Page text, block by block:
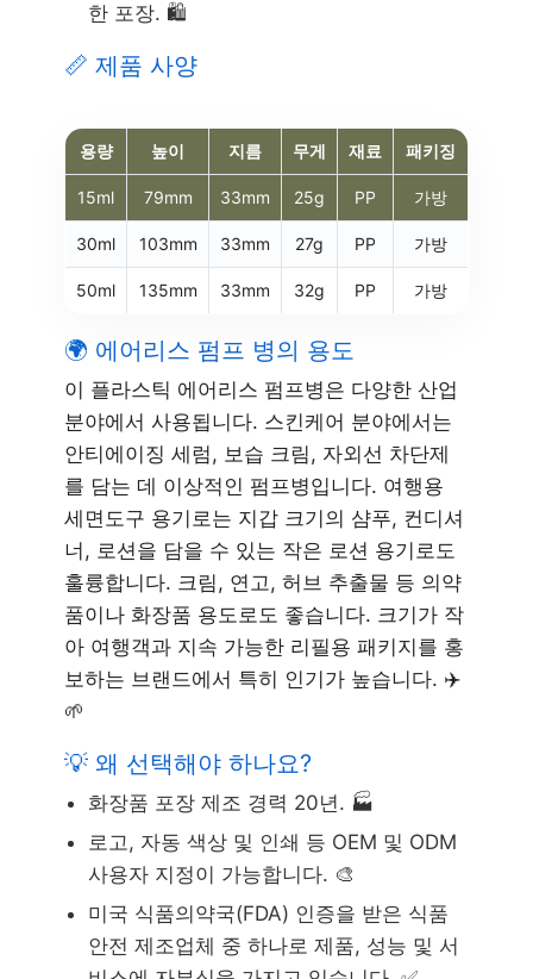
한 포장. 🛍️
📏 제품 사양
용량 높이 지름 무게 재료 패키징
15ml 79mm 33mm 25g PP 가방
30ml 103mm 33mm 27g PP 가방
50ml 135mm 33mm 32g PP 가방
🌍 에어리스 펌프 병의 용도
이 플라스틱 에어리스 펌프병은 다양한 산업
분야에서 사용됩니다. 스킨케어 분야에서는
안티에이징 세럼, 보습 크림, 자외선 차단제
를 담는 데 이상적인 펌프병입니다. 여행용
세면도구 용기로는 지갑 크기의 샴푸, 컨디셔
너, 로션을 담을 수 있는 작은 로션 용기로도
훌륭합니다. 크림, 연고, 허브 추출물 등 의약
품이나 화장품 용도로도 좋습니다. 크기가 작
아 여행객과 지속 가능한 리필용 패키지를 홍
보하는 브랜드에서 특히 인기가 높습니다. ✈️
🌱
💡 왜 선택해야 하나요?
화장품 포장 제조 경력 20년. 🏭
로고, 자동 색상 및 인쇄 등 OEM 및 ODM
사용자 지정이 가능합니다. 🎨
미국 식품의약국(FDA) 인증을 받은 식품
안전 제조업체 중 하나로 제품, 성능 및 서